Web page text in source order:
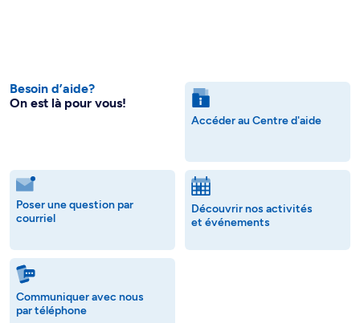
Besoin d’aide?
On est là pour vous!
Accéder au Centre d'aide
Poser une question par
courriel
Découvrir nos activités
et événements
Communiquer avec nous
par téléphone